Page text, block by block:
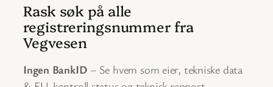
Rask søk på alle
registreringsnummer fra
Vegvesen
Ingen BankID – Se hvem som eier, tekniske data